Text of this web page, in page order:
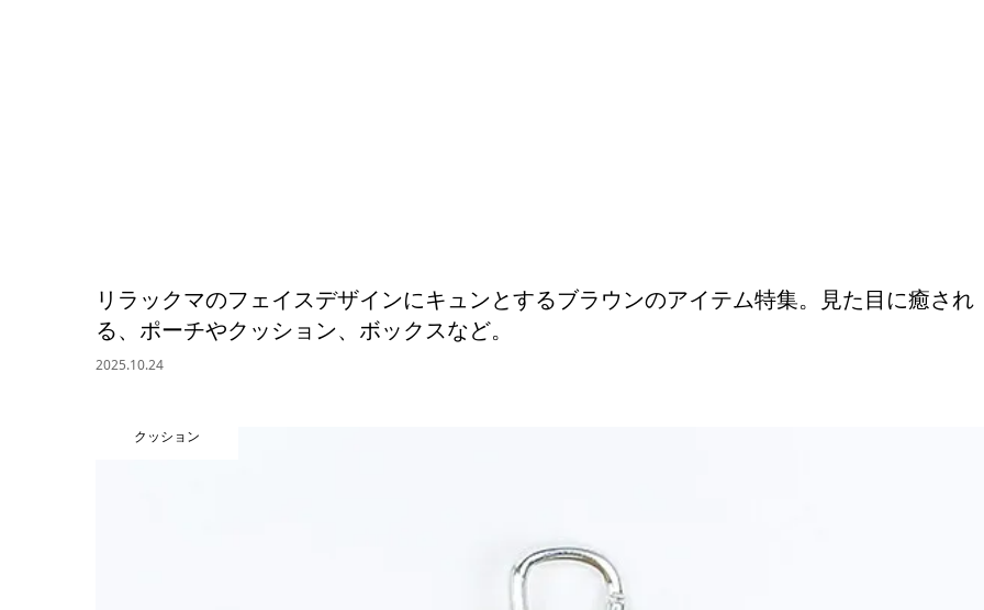
リラックマのフェイスデザインにキュンとするブラウンのアイテム特集。見た目に癒され
る、ポーチやクッション、ボックスなど。
2025.10.24
クッション